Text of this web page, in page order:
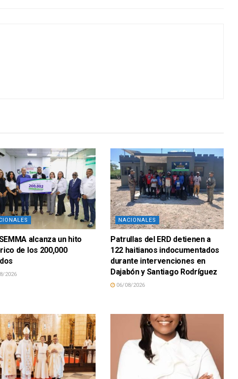
alcanza un hito
de los 200,000
2026
NACIONALES
Patrullas del ERD detienen a
122 haitianos indocumentados
durante intervenciones en
Dajabón y Santiago Rodríguez
06/08/2026